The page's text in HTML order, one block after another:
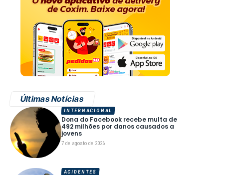
Últimas Notícias
Dona do Facebook recebe multa de
492 milhões por danos causados a
jovens
7 de agosto de 2026
INTERNACIONAL
ACIDENTES